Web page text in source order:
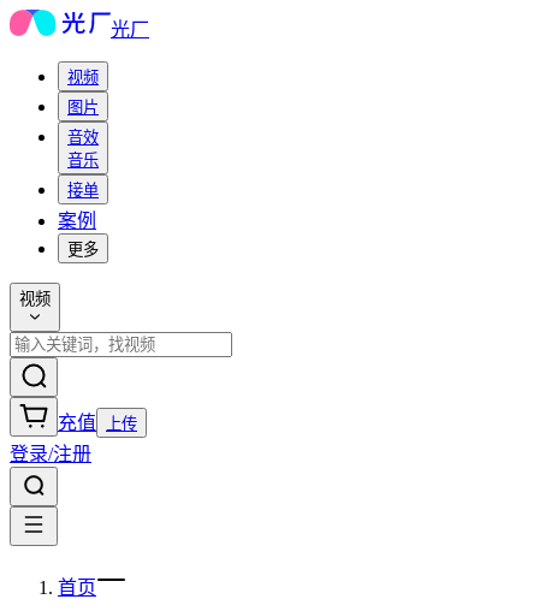
光厂
视频
图片
音效
音乐
接单
案例
更多
视频
充值 上传
登录/注册
首页